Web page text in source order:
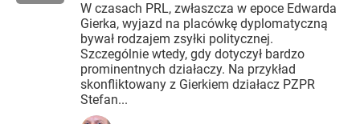
W czasach PRL, zwłaszcza w epoce Edwarda
Gierka, wyjazd na placówkę dyplomatyczną
bywał rodzajem zsyłki politycznej.
Szczególnie wtedy, gdy dotyczył bardzo
prominentnych działaczy. Na przykład
skonfliktowany z Gierkiem działacz PZPR
Stefan...